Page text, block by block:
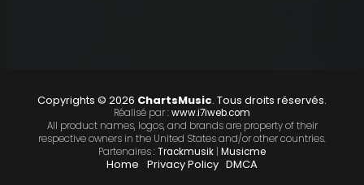
Copyrights © 2026 ChartsMusic. Tous droits réservés.
Réalisé par :www.i7iweb.com
All product names, logos, and brands are property of their
respective owners in the United States and/or other countries.
Partenaires :Trackmusik | Musicme
Home Privacy Policy DMCA